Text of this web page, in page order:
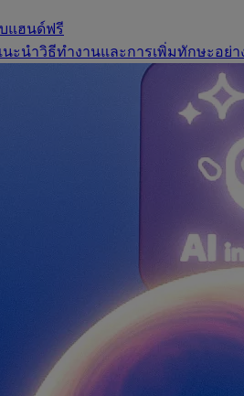
แฮนด์ฟรี
นะนำวิธีทำงานและการเพิ่มทักษะอย่า